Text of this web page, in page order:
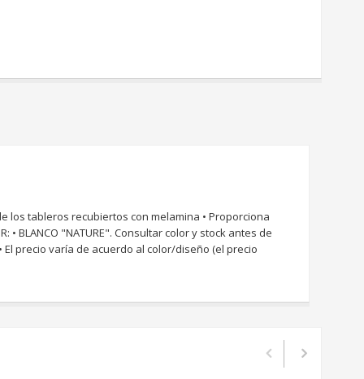
de los tableros recubiertos con melamina • Proporciona
BLANCO "NATURE". Consultar color y stock antes de
• El precio varía de acuerdo al color/diseño (el precio